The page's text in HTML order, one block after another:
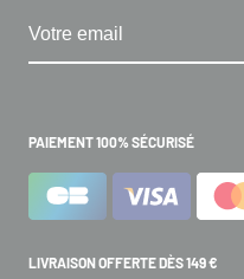
PAIEMENT 100% SÉCURISÉ
LIVRAISON OFFERTE DÈS 149 €